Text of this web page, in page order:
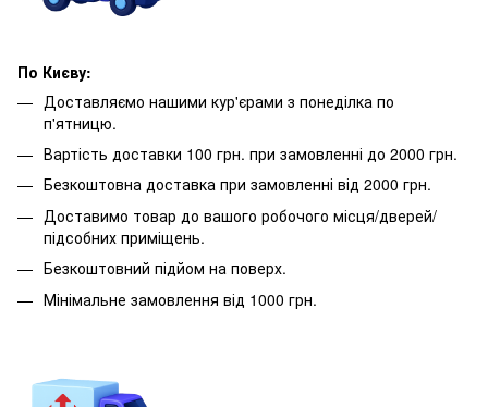
По Києву:
Доставляємо нашими кур'єрами з понеділка по
п'ятницю.
Вартість доставки 100 грн. при замовленні до 2000 грн.
Безкоштовна доставка при замовленні від 2000 грн.
Доставимо товар до вашого робочого місця/дверей/
підсобних приміщень.
Безкоштовний підйом на поверх.
Мінімальне замовлення від 1000 грн.